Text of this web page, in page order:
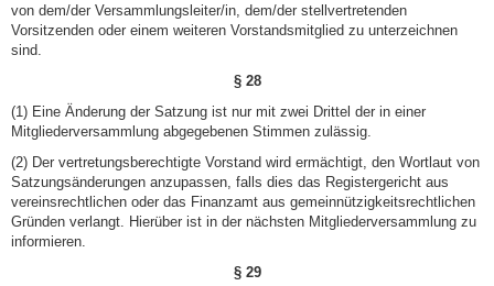
von dem/der Versammlungsleiter/in, dem/der stellvertretenden
Vorsitzenden oder einem weiteren Vorstandsmitglied zu unterzeichnen
sind.
§ 28
(1) Eine Änderung der Satzung ist nur mit zwei Drittel der in einer
Mitgliederversammlung abgegebenen Stimmen zulässig.
(2) Der vertretungsberechtigte Vorstand wird ermächtigt, den Wortlaut von
Satzungsänderungen anzupassen, falls dies das Registergericht aus
vereinsrechtlichen oder das Finanzamt aus gemeinnützigkeitsrechtlichen
Gründen verlangt. Hierüber ist in der nächsten Mitgliederversammlung zu
informieren.
§ 29